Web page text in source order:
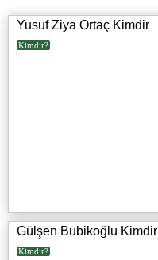
Yusuf Ziya Ortaç Kimdir
Kimdir?
Gülşen Bubikoğlu Kimdir
Kimdir?